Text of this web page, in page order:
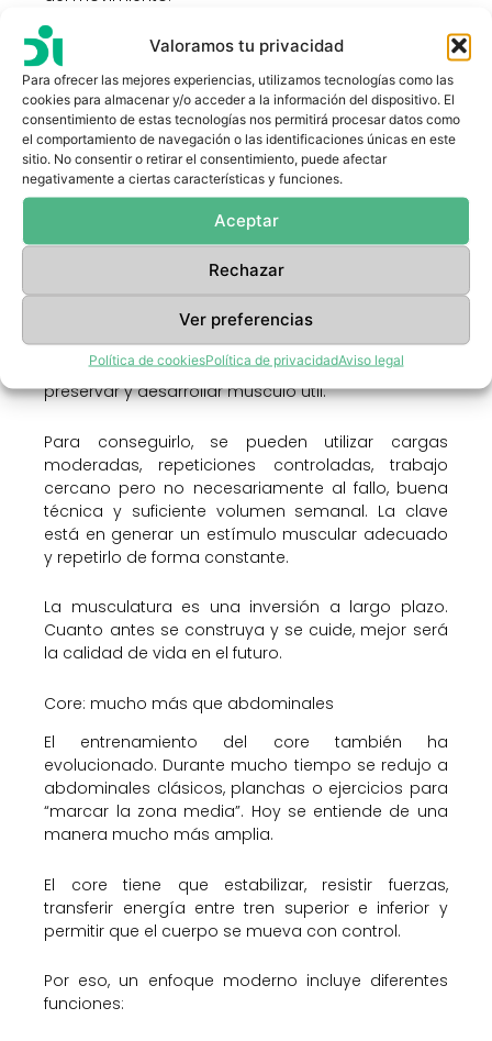
Valoramos tu privacidad
Para ofrecer las mejores experiencias, utilizamos tecnologías como las
cookies para almacenar y/o acceder a la información del dispositivo. El
consentimiento de estas tecnologías nos permitirá procesar datos como
el comportamiento de navegación o las identificaciones únicas en este
sitio. No consentir o retirar el consentimiento, puede afectar
negativamente a ciertas características y funciones.
Aceptar
Rechazar
Ver preferencias
Política de cookiesPolítica de privacidadAviso legal
Hipertrofia funcional: ganar músculo para vivir
mejor
La masa muscular no es solo una cuestión
estética. Es un tejido fundamental para la salud
metabólica, la función física y la autonomía.
Con la edad, si no se entrena, se tiende a perder
masa muscular y fuerza. Esta pérdida afecta a la
capacidad de moverse, al gasto energético, a la
tolerancia al esfuerzo y al riesgo de fragilidad.
Por eso, el entrenamiento orientado a la hipertrofia
funcional tiene un papel importante. No se trata de
buscar únicamente volumen muscular, sino de
preservar y desarrollar músculo útil.
Para conseguirlo, se pueden utilizar cargas
moderadas, repeticiones controladas, trabajo
cercano pero no necesariamente al fallo, buena
técnica y suficiente volumen semanal. La clave
está en generar un estímulo muscular adecuado
y repetirlo de forma constante.
La musculatura es una inversión a largo plazo.
Cuanto antes se construya y se cuide, mejor será
la calidad de vida en el futuro.
Core: mucho más que abdominales
El entrenamiento del core también ha
evolucionado. Durante mucho tiempo se redujo a
abdominales clásicos, planchas o ejercicios para
“marcar la zona media”. Hoy se entiende de una
manera mucho más amplia.
El core tiene que estabilizar, resistir fuerzas,
transferir energía entre tren superior e inferior y
permitir que el cuerpo se mueva con control.
Por eso, un enfoque moderno incluye diferentes
funciones: